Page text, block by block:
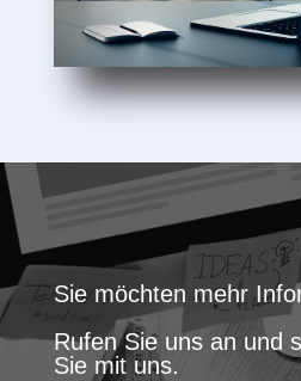
Sie möchten mehr
Rufen Sie uns an und
Sie mit uns.